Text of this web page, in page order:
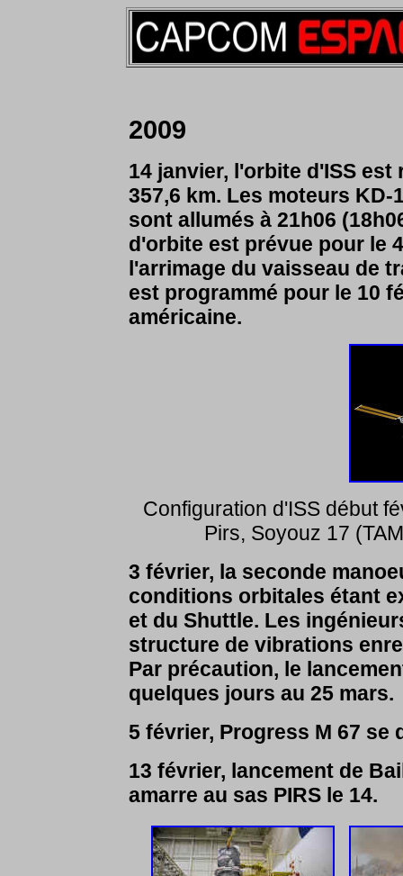
2009
14 janvier, l'orbite d'ISS
357,6 km. Les moteurs
sont allumés à 21h06
d'orbite est prévue pour le
l'arrimage du vaisseau de
est programmé pour le 10
américaine.
Configuration d'ISS début
Pirs, Soyouz 17
3 février, la seconde
conditions orbitales étant
et du Shuttle. Les
structure de vibrations
Par précaution, le
quelques jours au 25 mars.
5 février, Progress M 67
13 février, lancement de
amarre au sas PIRS le 14.